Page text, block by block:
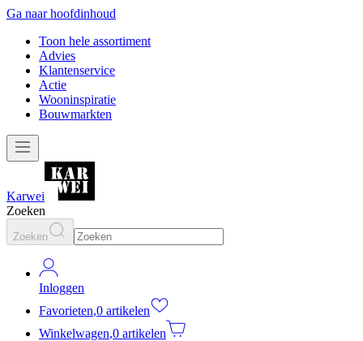
Ga naar hoofdinhoud
Toon hele assortiment
Advies
Klantenservice
Actie
Wooninspiratie
Bouwmarkten
Karwei
Zoeken
Zoeken
Inloggen
Favorieten,0 artikelen
Winkelwagen,0 artikelen